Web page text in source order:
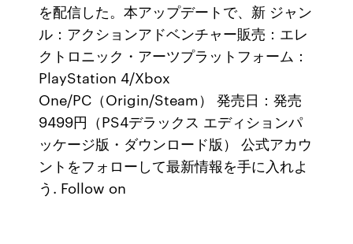
を配信した。本アップデートで、新 ジャン
ル：アクションアドベンチャー販売：エレ
クトロニック・アーツプラットフォーム：
PlayStation 4/Xbox
One/PC（Origin/Steam） 発売日：発売
9499円（PS4デラックス エディションパ
ッケージ版・ダウンロード版） 公式アカウ
ントをフォローして最新情報を手に入れよ
う. Follow on